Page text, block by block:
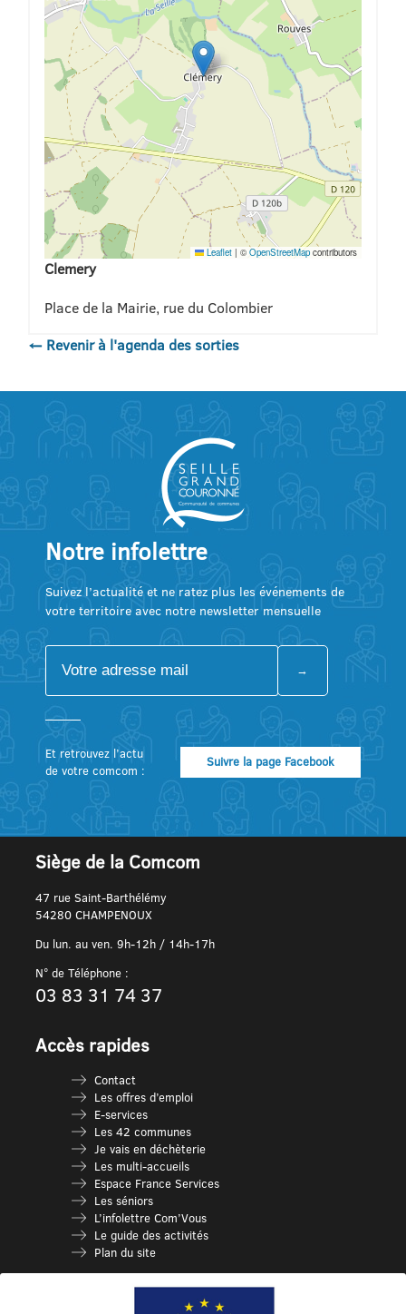
Leaflet | ©OpenStreetMap contributors
Clemery
Place de la Mairie, rue du Colombier
← Revenir à l'agenda des sorties
Notre infolettre
Suivez l’actualité et ne ratez plus les événements de
votre territoire avec notre newsletter mensuelle
Et retrouvez l’actu
de votre comcom :
Suivre la page Facebook
Siège de la Comcom
47 rue Saint-Barthélémy
54280 CHAMPENOUX
Du lun. au ven. 9h-12h / 14h-17h
N° de Téléphone :
03 83 31 74 37
Accès rapides
Contact
Les offres d’emploi
E-services
Les 42 communes
Je vais en déchèterie
Les multi-accueils
Espace France Services
Les séniors
L’infolettre Com’Vous
Le guide des activités
Plan du site